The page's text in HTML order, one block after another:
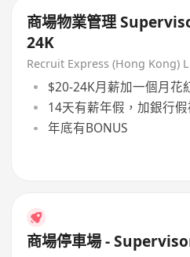
商場物業管理
24K
Recruit Express (Hong Kong)
$20-24K月薪加一個月花
14天有薪年假，加銀行
年底有BONUS
商場停車場 -